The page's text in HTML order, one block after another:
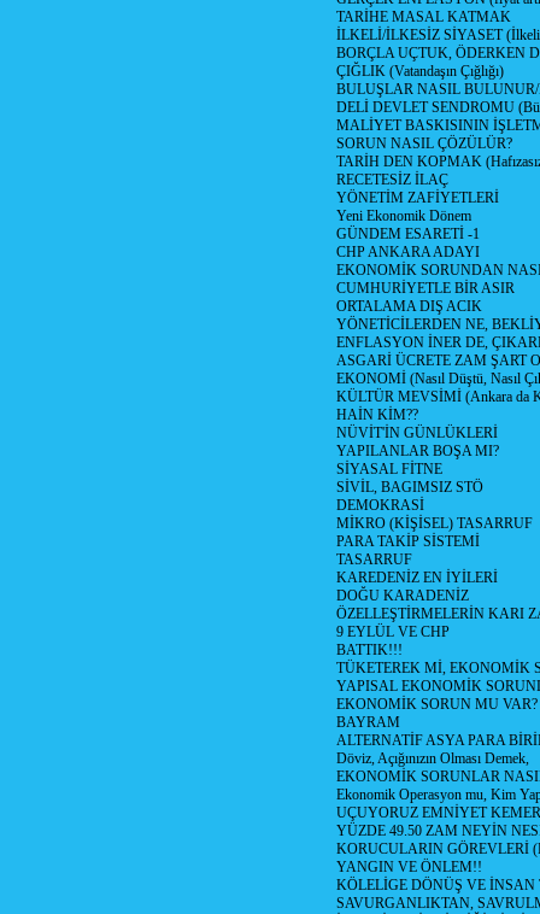
TARİHE MASAL KATMAK
İLKELİ/İLKESİZ SİYASET
BORÇLA UÇTUK, ÖDERKEN
ÇIĞLIK (Vatandaşın Çığlığı)
BULUŞLAR NASIL
DELİ DEVLET SENDROMU
MALİYET BASKISININ
SORUN NASIL ÇÖZÜLÜR?
TARİH DEN KOPMAK
RECETESİZ İLAÇ
YÖNETİM ZAFİYETLERİ
Yeni Ekonomik Dönem
GÜNDEM ESARETİ -1
CHP ANKARA ADAYI
EKONOMİK SORUNDAN
CUMHURİYETLE BİR ASIR
ORTALAMA DIŞ ACIK
YÖNETİCİLERDEN NE,
ENFLASYON İNER DE,
ASGARİ ÜCRETE ZAM ŞART
EKONOMİ (Nasıl Düştü, Nasıl
KÜLTÜR MEVSİMİ (Ankara da
HAİN KİM??
NÜVİT'İN GÜNLÜKLERİ
YAPILANLAR BOŞA MI?
SİYASAL FİTNE
SİVİL, BAGIMSIZ STÖ
DEMOKRASİ
MİKRO (KİŞİSEL) TASARRUF
PARA TAKİP SİSTEMİ
TASARRUF
KAREDENİZ EN İYİLERİ
DOĞU KARADENİZ
ÖZELLEŞTİRMELERİN KARI
9 EYLÜL VE CHP
BATTIK!!!
TÜKETEREK Mİ, EKONOMİK
YAPISAL EKONOMİK
EKONOMİK SORUN MU VAR?
BAYRAM
ALTERNATİF ASYA PARA
Döviz, Açığınızın Olması Demek,
EKONOMİK SORUNLAR
Ekonomik Operasyon mu, Kim
UÇUYORUZ EMNİYET
YÜZDE 49.50 ZAM NEYİN
KORUCULARIN GÖREVLERİ
YANGIN VE ÖNLEM!!
KÖLELİGE DÖNÜŞ VE İNSAN
SAVURGANLIKTAN,